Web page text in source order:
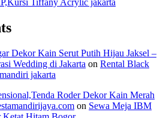
Tiffany Acrylic jakarta
Dekor Kain Serut Putih Hijau Jaksel –
Wedding di Jakarta on Rental Black
jakarta
Roder Dekor Kain Merah
on Sewa Meja IBM